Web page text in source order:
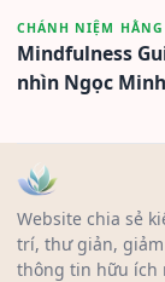
CHÁNH NIỆM HẰNG
Mindfulness
nhìn Ngọc Minh
Website chia sẻ
trí, thư giản,
thông tin hữu ích